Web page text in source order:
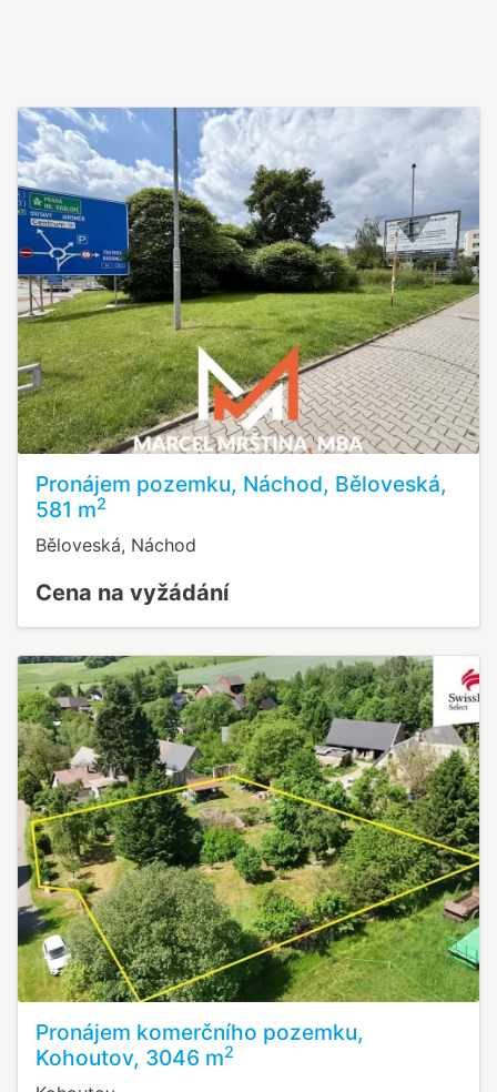
Pronájem pozemku, Náchod, Běloveská,
581 m2
Běloveská, Náchod
Cena na vyžádání
Pronájem komerčního pozemku,
Kohoutov, 3046 m2